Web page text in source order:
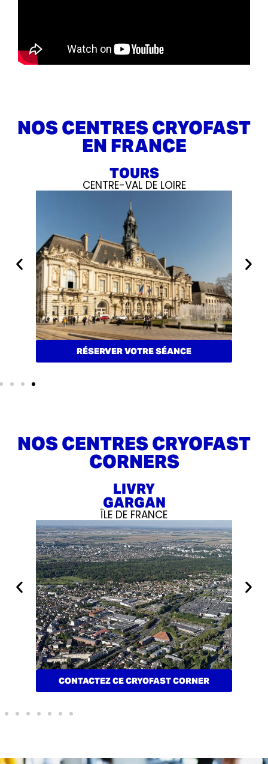
NOS CENTRES CRYOFAST
EN FRANCE
TOURS
CENTRE-VAL DE LOIRE
RÉSERVER VOTRE SÉANCE
NOS CENTRES CRYOFAST
CORNERS
LIVRY
GARGAN
ÎLE DE FRANCE
CONTACTEZ CE CRYOFAST CORNER